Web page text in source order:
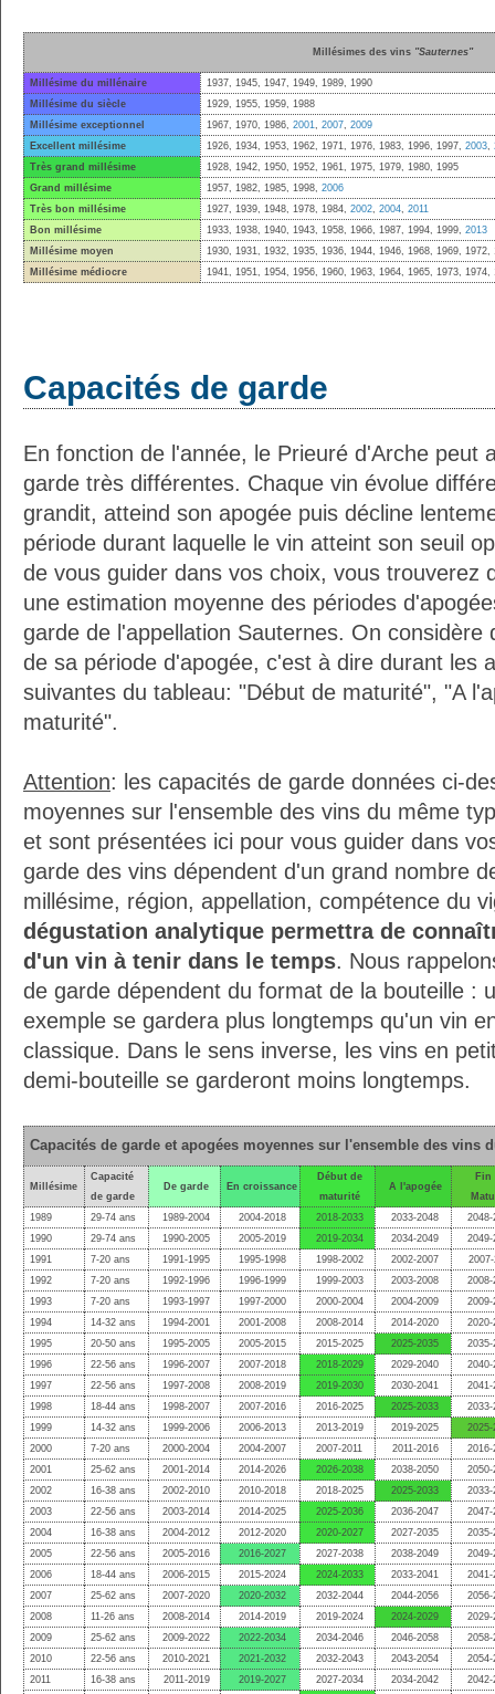
Millésimes des vins "Sauternes"
Millésime du millénaire
1937, 1945, 1947, 1949, 1989, 1990
Millésime du siècle
1929, 1955, 1959, 1988
Millésime exceptionnel
1967, 1970, 1986, 2001, 2007, 2009
Excellent millésime
1926, 1934, 1953, 1962, 1971, 1976, 1983, 1996, 1997, 2003,
Très grand millésime
1928, 1942, 1950, 1952, 1961, 1975, 1979, 1980, 1995
Grand millésime
1957, 1982, 1985, 1998, 2006
Très bon millésime
1927, 1939, 1948, 1978, 1984, 2002, 2004, 2011
Bon millésime
1933, 1938, 1940, 1943, 1958, 1966, 1987, 1994, 1999, 2013
Millésime moyen
1930, 1931, 1932, 1935, 1936, 1944, 1946, 1968, 1969,
Millésime médiocre
1941, 1951, 1954, 1956, 1960, 1963, 1964, 1965, 1973,
Capacités de garde
En fonction de l'année, le Prieuré d'Arche peut
garde très différentes. Chaque vin évolue
grandit, atteind son apogée puis décline
période durant laquelle le vin atteint son seuil
de vous guider dans vos choix, vous trouverez
une estimation moyenne des périodes
garde de l'appellation Sauternes. On considère
de sa période d'apogée, c'est à dire durant les
suivantes du tableau: "Début de maturité", "A
maturité".
Attention: les capacités de garde données ci-
moyennes sur l'ensemble des vins du même
et sont présentées ici pour vous guider dans
garde des vins dépendent d'un grand nombre
millésime, région, appellation, compétence du
dégustation analytique permettra de
d'un vin à tenir dans le temps. Nous
de garde dépendent du format de la bouteille :
exemple se gardera plus longtemps qu'un vin
classique. Dans le sens inverse, les vins en
demi-bouteille se garderont moins longtemps.
Capacités de garde et apogées moyennes sur l'ensemble des vins
Millésime
Capacité
de garde
De garde En croissance
Début de
maturité
A l'apogée
Fin
1989
29-74 ans 1989-2004 2004-2018 2018-2033 2033-2048
2048-
1990
29-74 ans 1990-2005 2005-2019 2019-2034 2034-2049
2049-
1991
7-20 ans 1991-1995 1995-1998 1998-2002 2002-2007
2007-
1992
7-20 ans 1992-1996 1996-1999 1999-2003 2003-2008
2008-
1993
7-20 ans 1993-1997 1997-2000 2000-2004 2004-2009
2009-
1994
14-32 ans 1994-2001 2001-2008 2008-2014 2014-2020
2020-
1995
20-50 ans 1995-2005 2005-2015 2015-2025 2025-2035
2035-
1996
22-56 ans 1996-2007 2007-2018 2018-2029 2029-2040
2040-
1997
22-56 ans 1997-2008 2008-2019 2019-2030 2030-2041
2041-
1998
18-44 ans 1998-2007 2007-2016 2016-2025 2025-2033
2033-
1999
14-32 ans 1999-2006 2006-2013 2013-2019 2019-2025
2025-
2000
7-20 ans 2000-2004 2004-2007 2007-2011 2011-2016
2016-
2001
25-62 ans 2001-2014 2014-2026 2026-2038 2038-2050
2050-
2002
16-38 ans 2002-2010 2010-2018 2018-2025 2025-2033
2033-
2003
22-56 ans 2003-2014 2014-2025 2025-2036 2036-2047
2047-
2004
16-38 ans 2004-2012 2012-2020 2020-2027 2027-2035
2035-
2005
22-56 ans 2005-2016 2016-2027 2027-2038 2038-2049
2049-
2006
18-44 ans 2006-2015 2015-2024 2024-2033 2033-2041
2041-
2007
25-62 ans 2007-2020 2020-2032 2032-2044 2044-2056
2056-
2008
11-26 ans 2008-2014 2014-2019 2019-2024 2024-2029
2029-
2009
25-62 ans 2009-2022 2022-2034 2034-2046 2046-2058
2058-
2010
22-56 ans 2010-2021 2021-2032 2032-2043 2043-2054
2054-
2011
16-38 ans 2011-2019 2019-2027 2027-2034 2034-2042 2042-